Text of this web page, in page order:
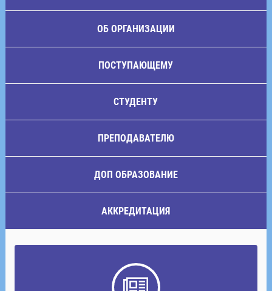
ОБ ОРГАНИЗАЦИИ
ПОСТУПАЮЩЕМУ
СТУДЕНТУ
ПРЕПОДАВАТЕЛЮ
ДОП ОБРАЗОВАНИЕ
АККРЕДИТАЦИЯ